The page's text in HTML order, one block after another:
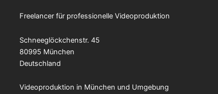
Freelancer für professionelle Videoproduktion
Schneeglöckchenstr. 45
80995 München
Deutschland
Videoproduktion in München und Umgebung